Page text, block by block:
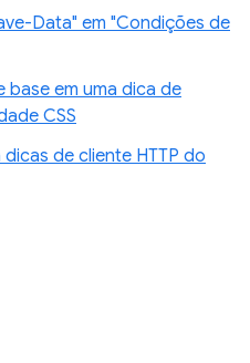
Data" em "Condições de
base em uma dica de
CSS
de cliente HTTP do